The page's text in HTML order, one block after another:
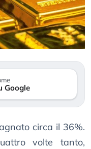
Google
circa il 36%.
volte tanto,